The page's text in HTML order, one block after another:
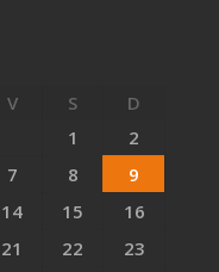
V S
D
1
2
7 8
9
14 15
16
21 22
23